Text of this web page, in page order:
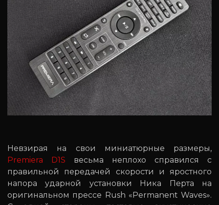
Невзирая на свои миниатюрные размеры,
Premiera D1S весьма неплохо справился с
правильной передачей скорости и яростного
напора ударной установки Ника Перта на
оригинальном прессе Rush «Permanent Waves».